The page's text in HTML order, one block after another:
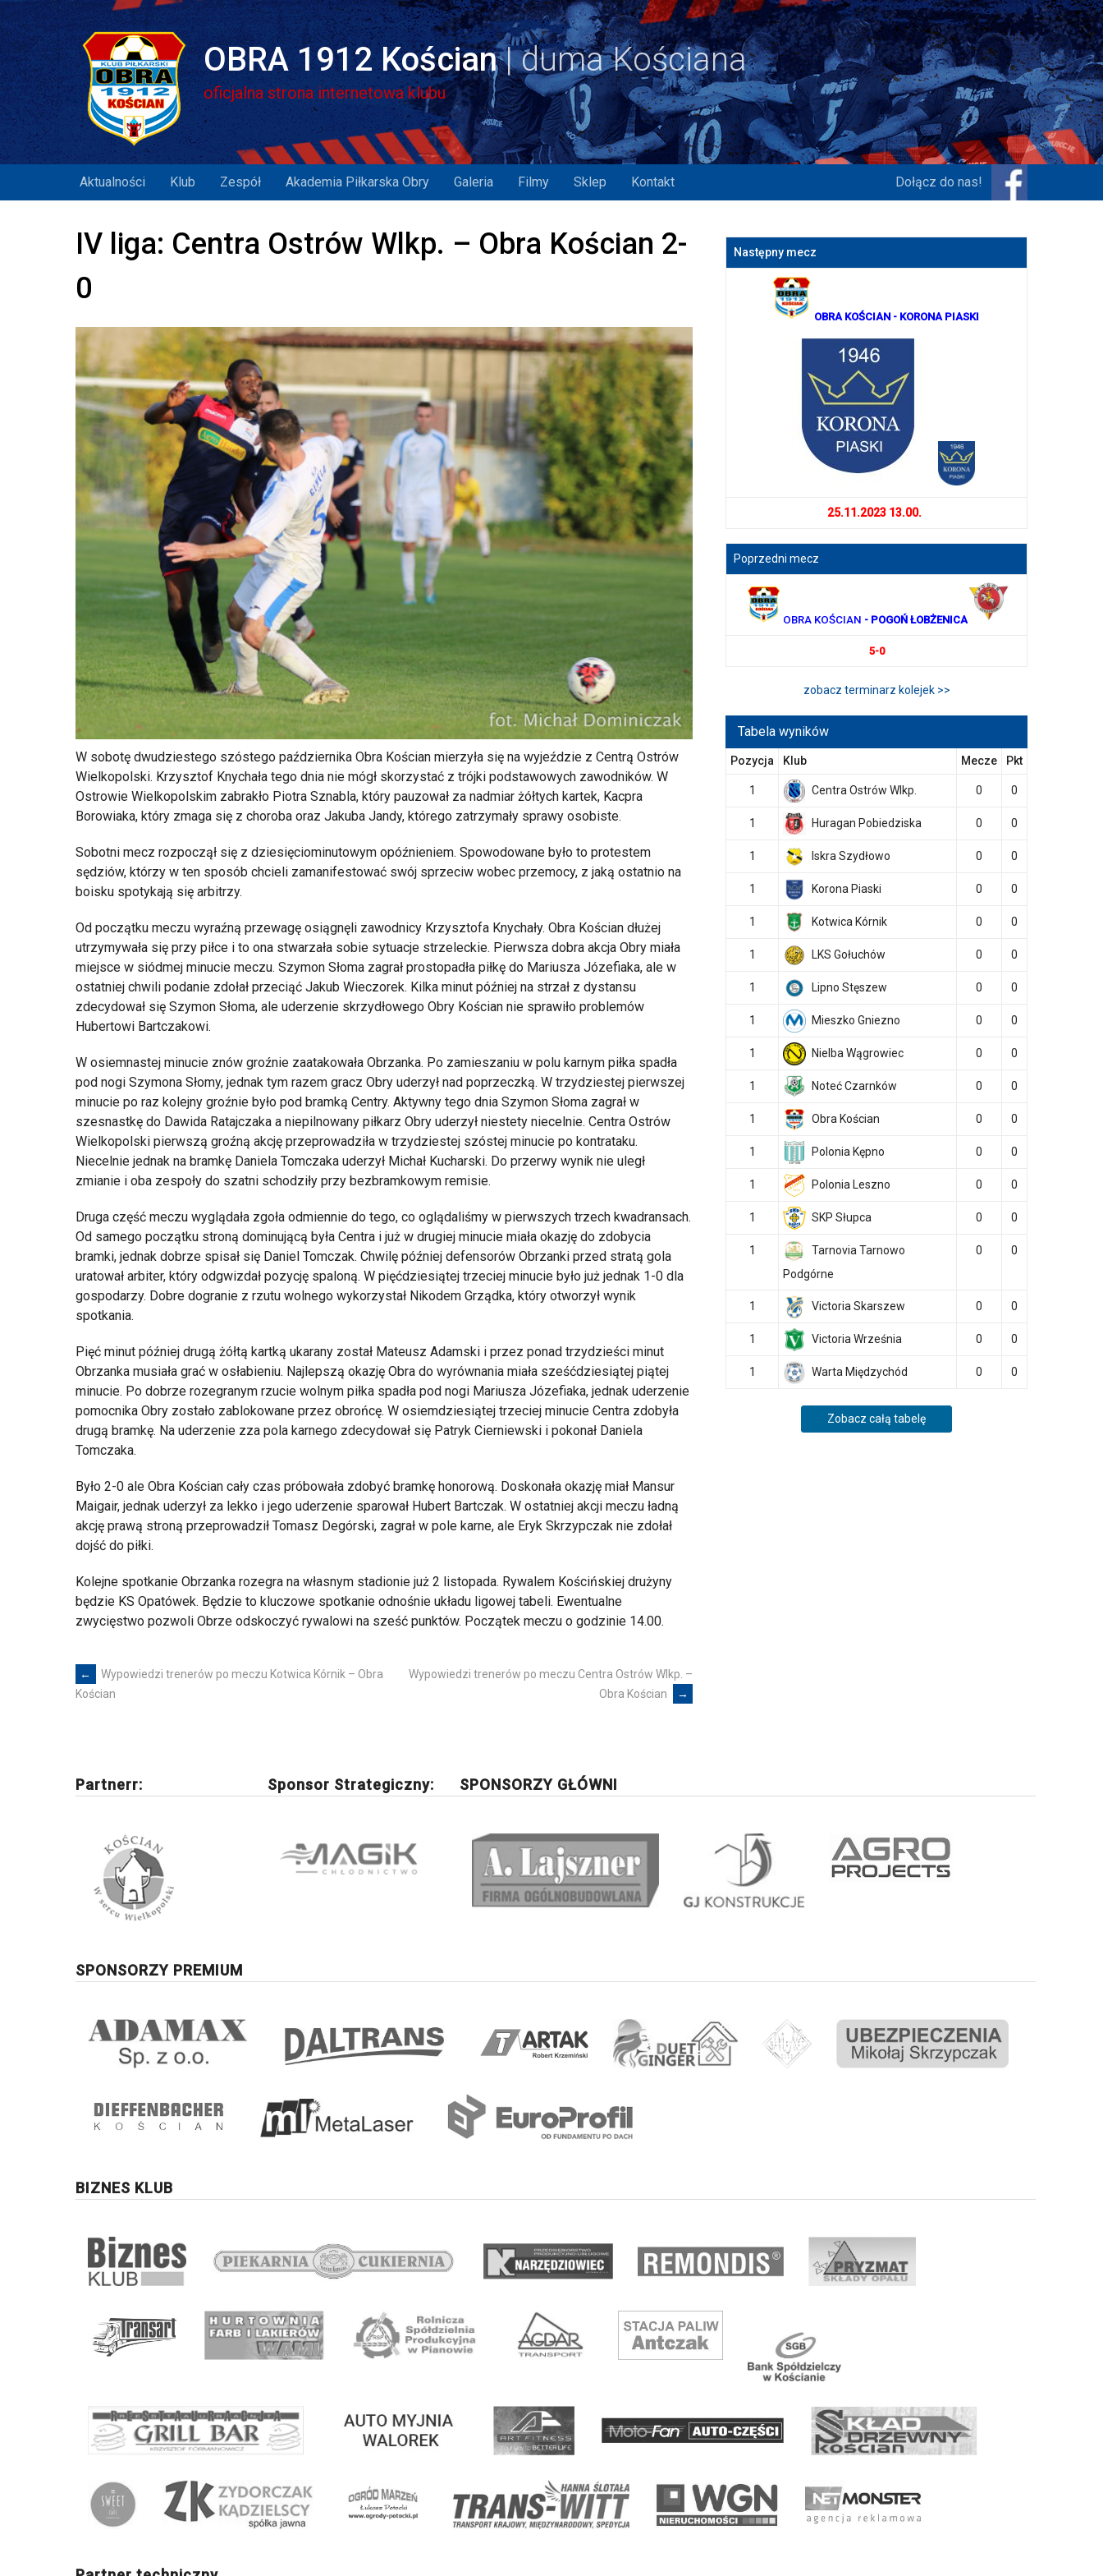
Skip
to
content
OBRA 1912 Kościan
oficjalna strona internetowa klubu
Aktualności Klub Zespół Akademia Piłkarska Obry Galeria Filmy Sklep Kontakt Dołącz do nas!
IV liga: Centra Ostrów Wlkp. – Obra Kościan 2-
0
W sobotę dwudziestego szóstego października Obra Kościan mierzyła się na wyjeździe z Centrą Ostrów
Wielkopolski. Krzysztof Knychała tego dnia nie mógł skorzystać z trójki podstawowych zawodników. W
Ostrowie Wielkopolskim zabrakło Piotra Sznabla, który pauzował za nadmiar żółtych kartek, Kacpra
Borowiaka, który zmaga się z choroba oraz Jakuba Jandy, którego zatrzymały sprawy osobiste.
Sobotni mecz rozpoczął się z dziesięciominutowym opóźnieniem. Spowodowane było to protestem
sędziów, którzy w ten sposób chcieli zamanifestować swój sprzeciw wobec przemocy, z jaką ostatnio na
boisku spotykają się arbitrzy.
Od początku meczu wyraźną przewagę osiągnęli zawodnicy Krzysztofa Knychały. Obra Kościan dłużej
utrzymywała się przy piłce i to ona stwarzała sobie sytuacje strzeleckie. Pierwsza dobra akcja Obry miała
miejsce w siódmej minucie meczu. Szymon Słoma zagrał prostopadła piłkę do Mariusza Józefiaka, ale w
ostatniej chwili podanie zdołał przeciąć Jakub Wieczorek. Kilka minut później na strzał z dystansu
zdecydował się Szymon Słoma, ale uderzenie skrzydłowego Obry Kościan nie sprawiło problemów
Hubertowi Bartczakowi.
W osiemnastej minucie znów groźnie zaatakowała Obrzanka. Po zamieszaniu w polu karnym piłka spadła
pod nogi Szymona Słomy, jednak tym razem gracz Obry uderzył nad poprzeczką. W trzydziestej pierwszej
minucie po raz kolejny groźnie było pod bramką Centry. Aktywny tego dnia Szymon Słoma zagrał w
szesnastkę do Dawida Ratajczaka a niepilnowany piłkarz Obry uderzył niestety niecelnie. Centra Ostrów
Wielkopolski pierwszą groźną akcję przeprowadziła w trzydziestej szóstej minucie po kontrataku.
Niecelnie jednak na bramkę Daniela Tomczaka uderzył Michał Kucharski. Do przerwy wynik nie uległ
zmianie i oba zespoły do szatni schodziły przy bezbramkowym remisie.
Druga część meczu wyglądała zgoła odmiennie do tego, co oglądaliśmy w pierwszych trzech kwadransach.
Od samego początku stroną dominującą była Centra i już w drugiej minucie miała okazję do zdobycia
bramki, jednak dobrze spisał się Daniel Tomczak. Chwilę później defensorów Obrzanki przed stratą gola
uratował arbiter, który odgwizdał pozycję spaloną. W pięćdziesiątej trzeciej minucie było już jednak 1-0 dla
gospodarzy. Dobre dogranie z rzutu wolnego wykorzystał Nikodem Grządka, który otworzył wynik
spotkania.
Pięć minut później drugą żółtą kartką ukarany został Mateusz Adamski i przez ponad trzydzieści minut
Obrzanka musiała grać w osłabieniu. Najlepszą okazję Obra do wyrównania miała sześćdziesiątej piątej
minucie. Po dobrze rozegranym rzucie wolnym piłka spadła pod nogi Mariusza Józefiaka, jednak uderzenie
pomocnika Obry zostało zablokowane przez obrońcę. W osiemdziesiątej trzeciej minucie Centra zdobyła
drugą bramkę. Na uderzenie zza pola karnego zdecydował się Patryk Cierniewski i pokonał Daniela
Tomczaka.
Było 2-0 ale Obra Kościan cały czas próbowała zdobyć bramkę honorową. Doskonała okazję miał Mansur
Maigair, jednak uderzył za lekko i jego uderzenie sparował Hubert Bartczak. W ostatniej akcji meczu ładną
akcję prawą stroną przeprowadził Tomasz Degórski, zagrał w pole karne, ale Eryk Skrzypczak nie zdołał
dojść do piłki.
Kolejne spotkanie Obrzanka rozegra na własnym stadionie już 2 listopada. Rywalem Kościńskiej drużyny
będzie KS Opatówek. Będzie to kluczowe spotkanie odnośnie układu ligowej tabeli. Ewentualne
zwycięstwo pozwoli Obrze odskoczyć rywalowi na sześć punktów. Początek meczu o godzinie 14.00.
Post
←
Wypowiedzi trenerów po meczu Kotwica Kórnik – Obra
Kościan
Wypowiedzi trenerów po meczu Centra Ostrów Wlkp. –
Obra Kościan
→
Następny mecz
OBRA KOŚCIAN - KORONA PIASKI
25.11.2023 13.00.
Poprzedni mecz
OBRA KOŚCIAN - POGOŃ ŁOBŻENICA
5-0
zobacz terminarz kolejek >>
Tabela wyników
Pozycja Klub Mecze Pkt
1 Centra Ostrów Wlkp. 0 0
1 Huragan Pobiedziska 0 0
1 Iskra Szydłowo 0 0
1 Korona Piaski 0 0
1 Kotwica Kórnik 0 0
1 LKS Gołuchów 0 0
1 Lipno Stęszew 0 0
1 Mieszko Gniezno 0 0
1 Nielba Wągrowiec 0 0
1 Noteć Czarnków 0 0
1 Obra Kościan 0 0
1 Polonia Kępno 0 0
1 Polonia Leszno 0 0
1 SKP Słupca 0 0
1
Tarnovia Tarnowo
Podgórne
0 0
1 Victoria Skarszew 0 0
1 Victoria Września 0 0
1 Warta Międzychód 0 0
Zobacz całą tabelę
Partnerr: Sponsor Strategiczny: SPONSORZY GŁÓWNI
SPONSORZY PREMIUM
BIZNES KLUB